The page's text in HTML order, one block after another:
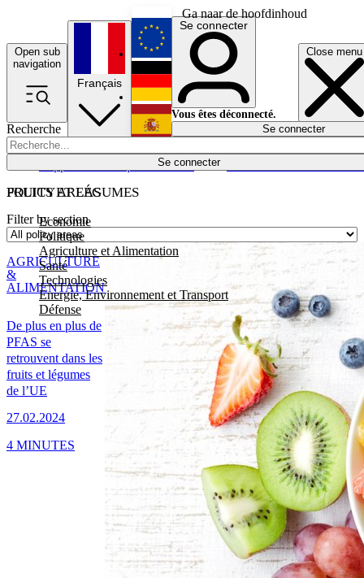
Ga naar de hoofdinhoud
Open sub
navigation
Close menu
Recherche
Se connecter
POLICY AREAS
Economie
Politique
Agriculture et Alimentation
Santé
Technologies
Energie, Environnement et Transport
Défense
Économie
Français
English
Deutsch
Español
Se connecter
Vous êtes déconnecté.
Se connecter
FRUITS ET LÉGUMES
Filter by section
De plus en plus de
PFAS se
retrouvent dans les
fruits et légumes
de l’UE
27.02.2024
AGRICULTURE
&
ALIMENTATION
4 MINUTES